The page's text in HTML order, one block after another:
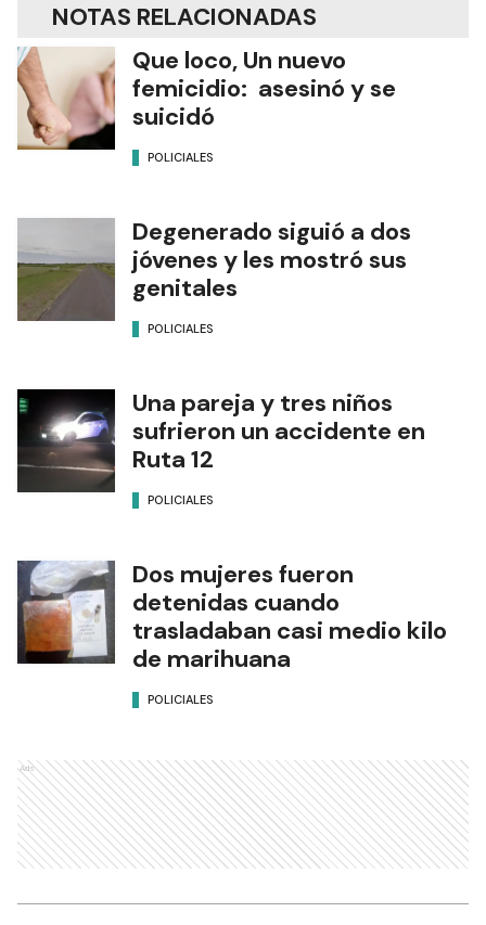
NOTAS RELACIONADAS
Que loco, Un nuevo
femicidio: asesinó y se
suicidó
POLICIALES
Degenerado siguió a dos
jóvenes y les mostró sus
genitales
POLICIALES
Una pareja y tres niños
sufrieron un accidente en
Ruta 12
POLICIALES
Dos mujeres fueron
detenidas cuando
trasladaban casi medio kilo
de marihuana
POLICIALES
Ads